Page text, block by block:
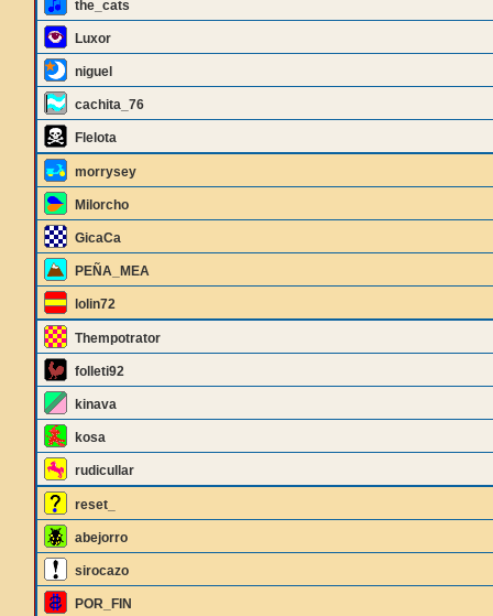
the_cats
Luxor
niguel
cachita_76
Flelota
morrysey
Milorcho
GicaCa
PEÑA_MEA
lolin72
Thempotrator
folleti92
kinava
kosa
rudicullar
reset_
abejorro
sirocazo
POR_FIN